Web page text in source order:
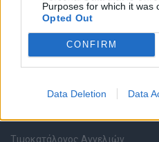
Purposes for which it was
Opted Out
CONFIRM
Data Deletion Data
Υπολογισμός καθαρού μισθού
Υπηρεσίες εταιριών
Τιμοκατάλογος Αγγελιών